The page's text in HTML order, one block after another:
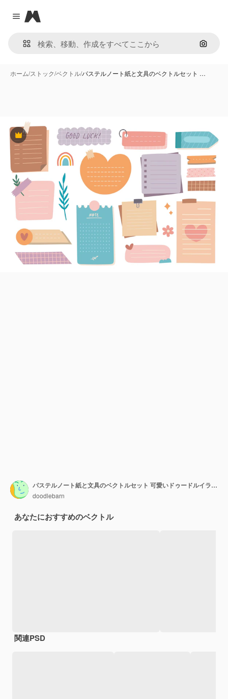
Close menu
Magnific
画像で
ホーム/ストック/ベクトル/パステルノート紙と文具のベクトルセット …
Premium
パステルノート紙と文具のベクトルセット 可愛いドゥードルイラスト
doodlebarn
あなたにおすすめのベクトル
関連PSD